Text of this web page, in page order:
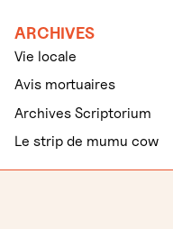
ARCHIVES
Vie locale
Avis mortuaires
Archives Scriptorium
Le strip de mumu cow